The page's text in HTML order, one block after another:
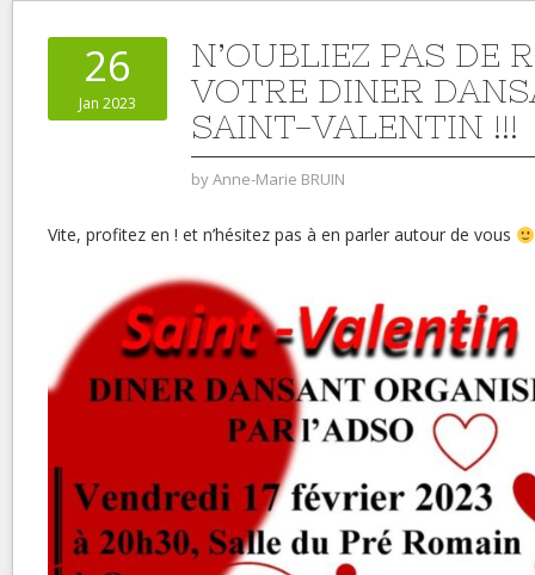
26
Jan 2023
N’OUBLIEZ PAS DE
VOTRE DINER
SAINT-VALENTIN !!!
byAnne-Marie BRUIN
Vite, profitez en ! et n’hésitez pas à en parler autour de vous